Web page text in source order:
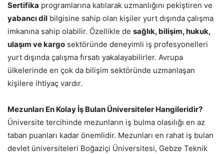
Sertifika programlarına katılarak uzmanlığını pekiştiren ve
yabancı dil bilgisine sahip olan kişiler yurt dışında çalışma
imkanına sahip olabilir. Özellikle de sağlık, bilişim, hukuk,
ulaşım ve kargo sektöründe deneyimli iş profesyonelleri
yurt dışında çalışma fırsatı yakalayabilirler. Avrupa
ülkelerinde en çok da bilişim sektöründe uzmanlaşan
kişilere ihtiyaç vardır.
Mezunları En Kolay İş Bulan Üniversiteler Hangileridir?
Üniversite tercihinde mezunların iş bulma olasılığı en az
taban puanları kadar önemlidir. Mezunları en rahat iş bulan
devlet üniversiteleri Boğaziçi Üniversitesi, Gebze Teknik